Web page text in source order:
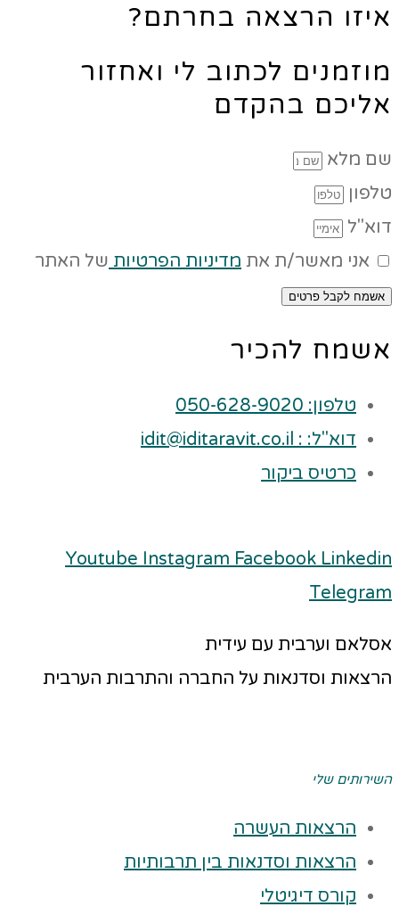
איזו הרצאה בחרתם?
מוזמנים לכתוב לי ואחזור
אליכם בהקדם
שם מלא
טלפון
דוא"ל
אני מאשר/ת את מדיניות הפרטיות של האתר
אשמח לקבל פרטים
אשמח להכיר
טלפון: 050-628-9020
דוא"ל: : idit@iditaravit.co.il
כרטיס ביקור
Youtube Instagram Facebook Linkedin
Telegram
אסלאם וערבית עם עידית
הרצאות וסדנאות על החברה והתרבות הערבית
השירותים שלי
הרצאות העשרה
הרצאות וסדנאות בין תרבותיות
קורס דיגיטלי